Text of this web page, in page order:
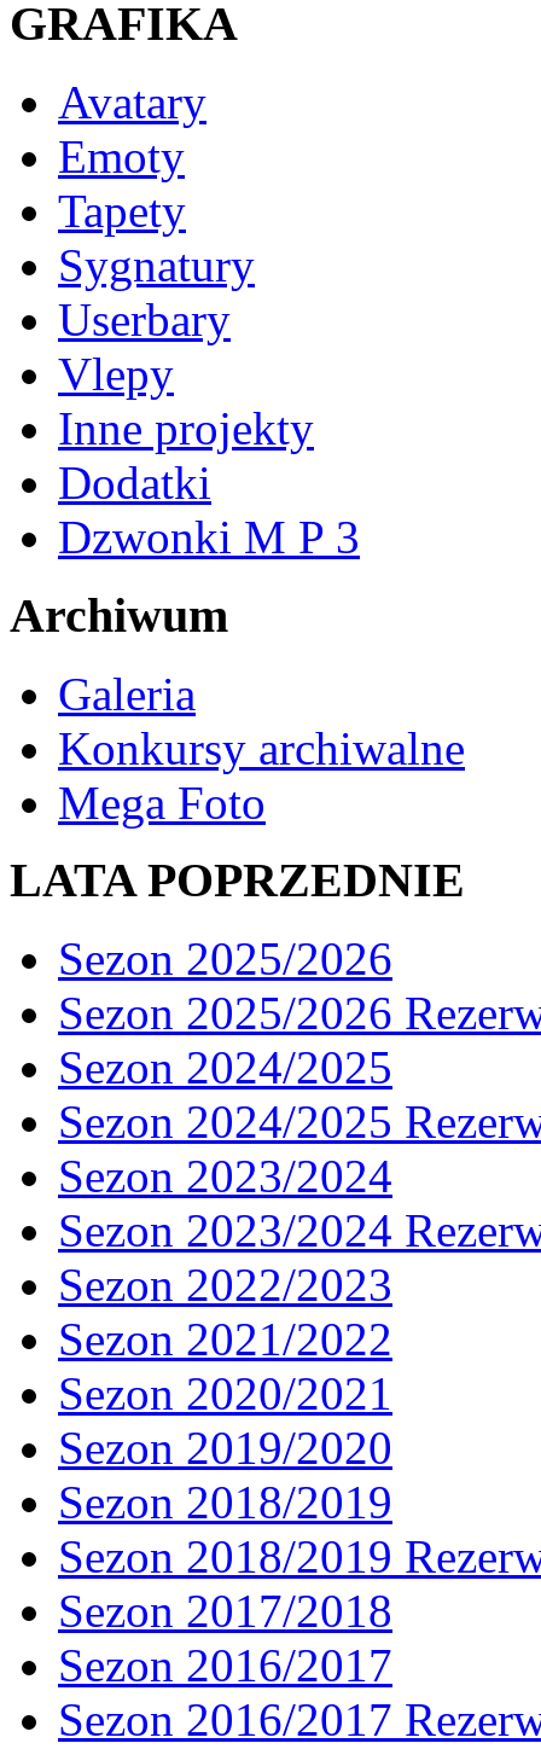
GRAFIKA
Avatary
Emoty
Tapety
Sygnatury
Userbary
Vlepy
Inne projekty
Dodatki
Dzwonki M P 3
Archiwum
Galeria
Konkursy archiwalne
Mega Foto
LATA POPRZEDNIE
Sezon 2025/2026
Sezon 2025/2026
Sezon 2024/2025
Sezon 2024/2025
Sezon 2023/2024
Sezon 2023/2024
Sezon 2022/2023
Sezon 2021/2022
Sezon 2020/2021
Sezon 2019/2020
Sezon 2018/2019
Sezon 2018/2019
Sezon 2017/2018
Sezon 2016/2017
Sezon 2016/2017